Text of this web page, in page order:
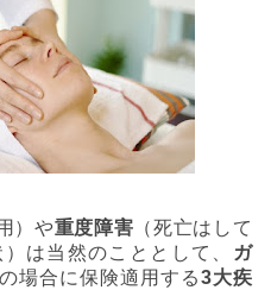
）や重度障害 （死亡はして
は当然のこととして、
ガ
の場合に保険適用する3大疾